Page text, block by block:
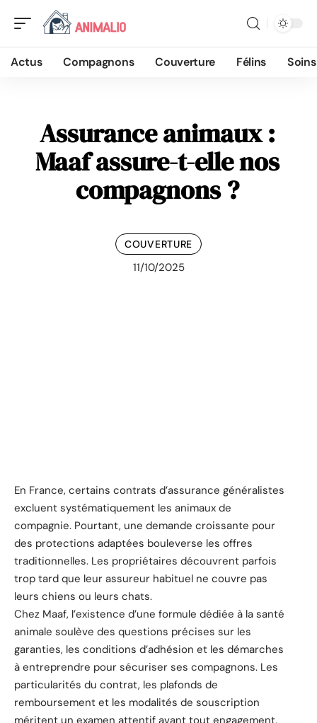
Actus Compagnons Couverture Félins Soins
Assurance animaux :
Maaf assure-t-elle nos
compagnons ?
COUVERTURE
11/10/2025
En France, certains contrats d’assurance généralistes
excluent systématiquement les animaux de
compagnie. Pourtant, une demande croissante pour
des protections adaptées bouleverse les offres
traditionnelles. Les propriétaires découvrent parfois
trop tard que leur assureur habituel ne couvre pas
leurs chiens ou leurs chats.
Chez Maaf, l’existence d’une formule dédiée à la santé
animale soulève des questions précises sur les
garanties, les conditions d’adhésion et les démarches
à entreprendre pour sécuriser ses compagnons. Les
particularités du contrat, les plafonds de
remboursement et les modalités de souscription
méritent un examen attentif avant tout engagement.